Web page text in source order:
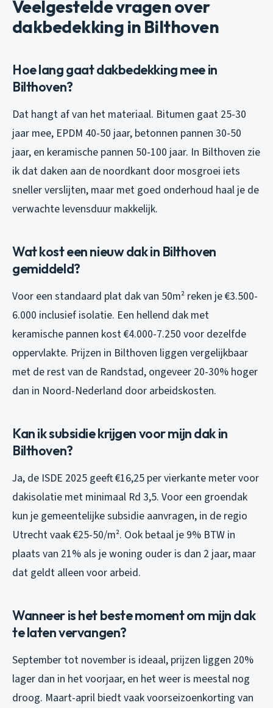
Veelgestelde vragen over
dakbedekking in Bilthoven
Hoe lang gaat dakbedekking mee in
Bilthoven?
Dat hangt af van het materiaal. Bitumen gaat 25-30
jaar mee, EPDM 40-50 jaar, betonnen pannen 30-50
jaar, en keramische pannen 50-100 jaar. In Bilthoven zie
ik dat daken aan de noordkant door mosgroei iets
sneller verslijten, maar met goed onderhoud haal je de
verwachte levensduur makkelijk.
Wat kost een nieuw dak in Bilthoven
gemiddeld?
Voor een standaard plat dak van 50m² reken je €3.500-
6.000 inclusief isolatie. Een hellend dak met
keramische pannen kost €4.000-7.250 voor dezelfde
oppervlakte. Prijzen in Bilthoven liggen vergelijkbaar
met de rest van de Randstad, ongeveer 20-30% hoger
dan in Noord-Nederland door arbeidskosten.
Kan ik subsidie krijgen voor mijn dak in
Bilthoven?
Ja, de ISDE 2025 geeft €16,25 per vierkante meter voor
dakisolatie met minimaal Rd 3,5. Voor een groendak
kun je gemeentelijke subsidie aanvragen, in de regio
Utrecht vaak €25-50/m². Ook betaal je 9% BTW in
plaats van 21% als je woning ouder is dan 2 jaar, maar
dat geldt alleen voor arbeid.
Wanneer is het beste moment om mijn dak
te laten vervangen?
September tot november is ideaal, prijzen liggen 20%
lager dan in het voorjaar, en het weer is meestal nog
droog. Maart-april biedt vaak voorseizoenkorting van